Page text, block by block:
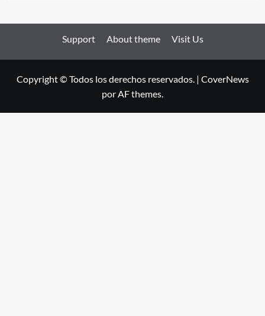
Support About theme Visit Us
Copyright © Todos los derechos reservados. | CoverNews
por AF themes.